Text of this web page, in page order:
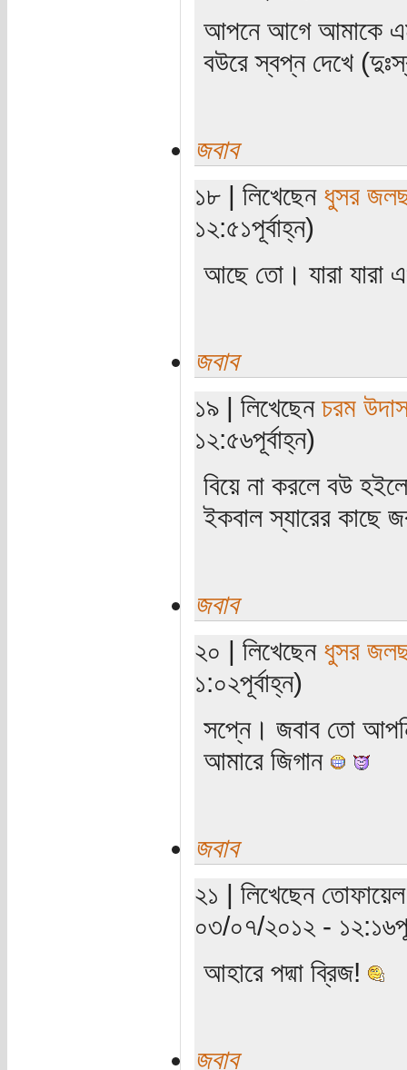
আপনে আগে আমাকে
বউরে স্বপ্ন দেখে
জবাব
১৮ | লিখেছেন ধুসর
১২:৫১পূর্বাহ্ন)
আছে তো। যারা যারা
জবাব
১৯ | লিখেছেন চরম
১২:৫৬পূর্বাহ্ন)
বিয়ে না করলে বউ
ইকবাল স্যারের কাছে
জবাব
২০ | লিখেছেন ধুসর
১:০২পূর্বাহ্ন)
সপ্নে। জবাব তো
আমারে জিগান
জবাব
২১ | লিখেছেন
০৩/০৭/২০১২ -
আহারে পদ্মা ব্রিজ!
জবাব